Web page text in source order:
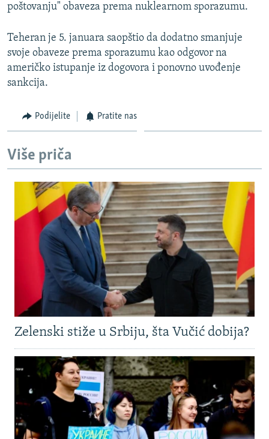
poštovanju" obaveza prema nuklearnom sporazumu.
Teheran je 5. januara saopštio da dodatno smanjuje
svoje obaveze prema sporazumu kao odgovor na
američko istupanje iz dogovora i ponovno uvođenje
sankcija.
Podijelite Pratite nas
Više priča
Zelenski stiže u Srbiju, šta Vučić dobija?